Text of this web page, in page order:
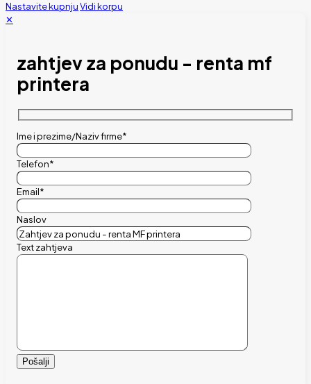
Nastavite kupnjuVidi korpu
✕
zahtjev za ponudu - renta mf
printera
Ime i prezime/Naziv firme*
Telefon*
Email*
Naslov
Text zahtjeva